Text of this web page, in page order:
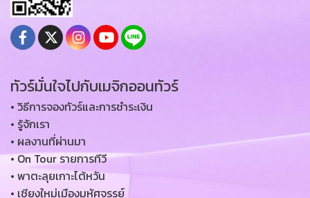
ทัวร์มั่นใจไปกับเมจิกออนทัวร์
• วิธีการจองทัวร์และการชำระเงิน
• รู้จักเรา
• ผลงานที่ผ่านมา
• On Tour รายการทีวี
• พาตะลุยเกาะไต้หวัน
• เชียงใหม่เมืองมหัศจรรย์